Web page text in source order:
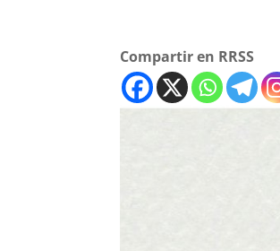
Compartir en RRSS